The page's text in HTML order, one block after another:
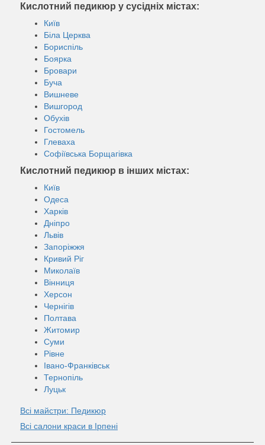
Кислотний педикюр у сусідніх містах:
Київ
Біла Церква
Бориспіль
Боярка
Бровари
Буча
Вишневе
Вишгород
Обухів
Гостомель
Глеваха
Софіївська Борщагівка
Кислотний педикюр в інших містах:
Київ
Одеса
Харків
Дніпро
Львів
Запоріжжя
Кривий Ріг
Миколаїв
Вінниця
Херсон
Чернігів
Полтава
Житомир
Суми
Рівне
Івано-Франківськ
Тернопіль
Луцьк
Всі майстри: Педикюр
Всі салони краси в Ірпені